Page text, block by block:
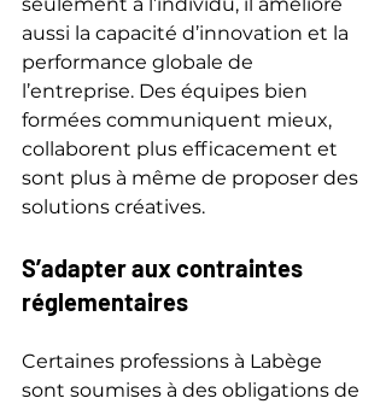
seulement à l’individu, il améliore
aussi la capacité d’innovation et la
performance globale de
l’entreprise. Des équipes bien
formées communiquent mieux,
collaborent plus efficacement et
sont plus à même de proposer des
solutions créatives.
S’adapter aux contraintes
réglementaires
Certaines professions à Labège
sont soumises à des obligations de